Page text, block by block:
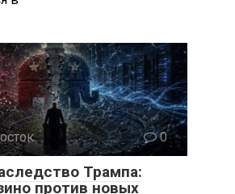
0
Трампа:
против новых